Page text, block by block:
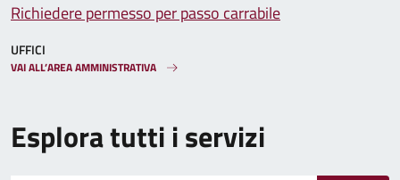
Esplora tutti i servizi
Richiedere permesso per passo carrabile
UFFICI
VAI ALL’AREA AMMINISTRATIVA